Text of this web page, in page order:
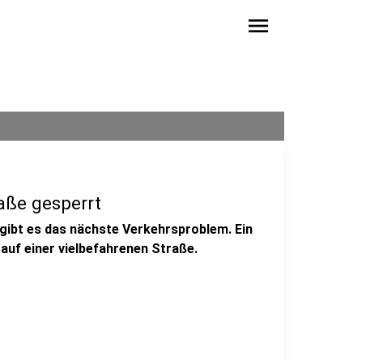
menu
gesperrt
es das nächste Verkehrsproblem. Ein
einer vielbefahrenen Straße.